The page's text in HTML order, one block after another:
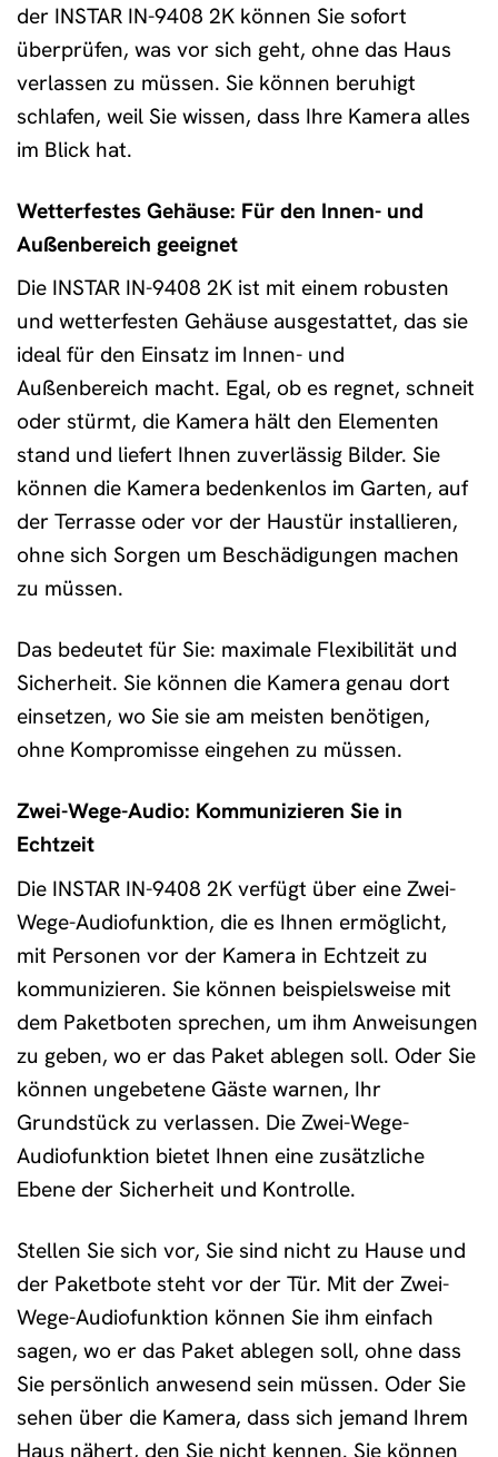
der INSTAR IN-9408 2K können Sie sofort
überprüfen, was vor sich geht, ohne das Haus
verlassen zu müssen. Sie können beruhigt
schlafen, weil Sie wissen, dass Ihre Kamera alles
im Blick hat.
Wetterfestes Gehäuse: Für den Innen- und
Außenbereich geeignet
Die INSTAR IN-9408 2K ist mit einem robusten
und wetterfesten Gehäuse ausgestattet, das sie
ideal für den Einsatz im Innen- und
Außenbereich macht. Egal, ob es regnet, schneit
oder stürmt, die Kamera hält den Elementen
stand und liefert Ihnen zuverlässig Bilder. Sie
können die Kamera bedenkenlos im Garten, auf
der Terrasse oder vor der Haustür installieren,
ohne sich Sorgen um Beschädigungen machen
zu müssen.
Das bedeutet für Sie: maximale Flexibilität und
Sicherheit. Sie können die Kamera genau dort
einsetzen, wo Sie sie am meisten benötigen,
ohne Kompromisse eingehen zu müssen.
Zwei-Wege-Audio: Kommunizieren Sie in
Echtzeit
Die INSTAR IN-9408 2K verfügt über eine Zwei-
Wege-Audiofunktion, die es Ihnen ermöglicht,
mit Personen vor der Kamera in Echtzeit zu
kommunizieren. Sie können beispielsweise mit
dem Paketboten sprechen, um ihm Anweisungen
zu geben, wo er das Paket ablegen soll. Oder Sie
können ungebetene Gäste warnen, Ihr
Grundstück zu verlassen. Die Zwei-Wege-
Audiofunktion bietet Ihnen eine zusätzliche
Ebene der Sicherheit und Kontrolle.
Stellen Sie sich vor, Sie sind nicht zu Hause und
der Paketbote steht vor der Tür. Mit der Zwei-
Wege-Audiofunktion können Sie ihm einfach
sagen, wo er das Paket ablegen soll, ohne dass
Sie persönlich anwesend sein müssen. Oder Sie
sehen über die Kamera, dass sich jemand Ihrem
Haus nähert, den Sie nicht kennen. Sie können